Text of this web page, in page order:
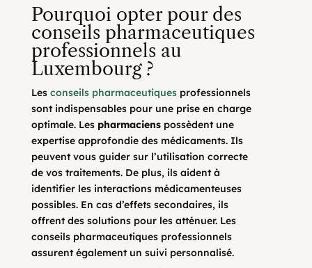
Pourquoi opter pour des
conseils pharmaceutiques
professionnels au
Luxembourg ?
Les conseils pharmaceutiquesprofessionnels
sont indispensables pour une prise en charge
optimale. Les pharmacienspossèdent une
expertise approfondie des médicaments. Ils
peuvent vous guider sur l’utilisation correcte
de vos traitements. De plus, ils aident à
identifier les interactions médicamenteuses
possibles. En cas d’effets secondaires, ils
offrent des solutions pour les atténuer. Les
conseils pharmaceutiques professionnels
assurent également un suivi personnalisé.